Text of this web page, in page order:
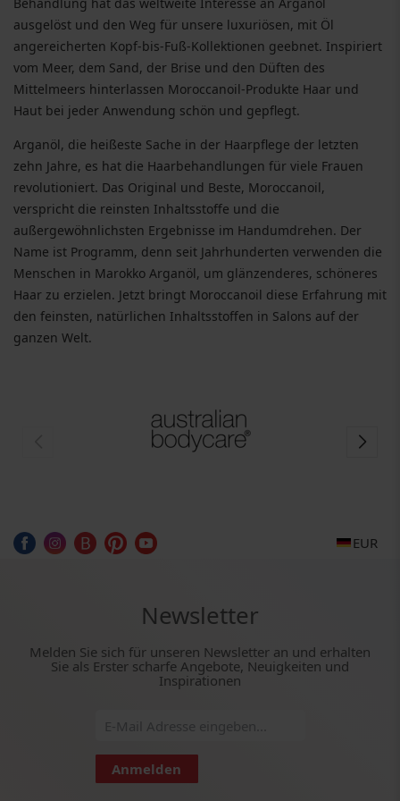
ausgelöst und den Weg für unsere luxuriösen, mit Öl
angereicherten Kopf-bis-Fuß-Kollektionen geebnet. Inspiriert
vom Meer, dem Sand, der Brise und den Düften des
Mittelmeers hinterlassen Moroccanoil-Produkte Haar und
Haut bei jeder Anwendung schön und gepflegt.
Arganöl, die heißeste Sache in der Haarpflege der letzten
zehn Jahre, es hat die Haarbehandlungen für viele Frauen
revolutioniert. Das Original und Beste, Moroccanoil,
verspricht die reinsten Inhaltsstoffe und die
außergewöhnlichsten Ergebnisse im Handumdrehen. Der
Name ist Programm, denn seit Jahrhunderten verwenden die
Menschen in Marokko Arganöl, um glänzenderes, schöneres
Haar zu erzielen. Jetzt bringt Moroccanoil diese Erfahrung mit
den feinsten, natürlichen Inhaltsstoffen in Salons auf der
ganzen Welt.
EUR
Newsletter
Melden Sie sich für unseren Newsletter an und erhalten
Sie als Erster scharfe Angebote, Neuigkeiten und
Inspirationen
Anmelden